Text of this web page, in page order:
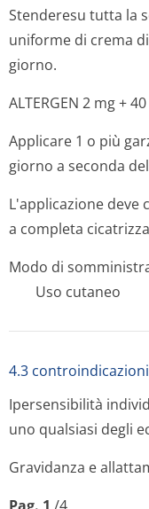
Stenderesu tutta la
uniforme di crema
giorno.
ALTERGEN 2 mg +
Applicare 1 o più
giorno a seconda
L'applicazione deve
a completa
Modo di
Uso cutaneo
4.3 controindicazioni
Ipersensibilità
uno qualsiasi degli
Gravidanza e